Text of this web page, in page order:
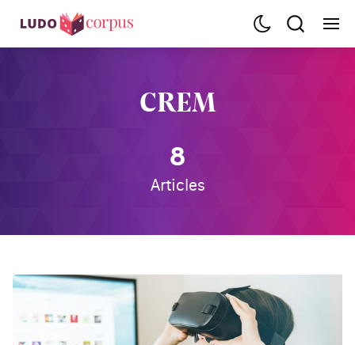
CREM
8
Articles